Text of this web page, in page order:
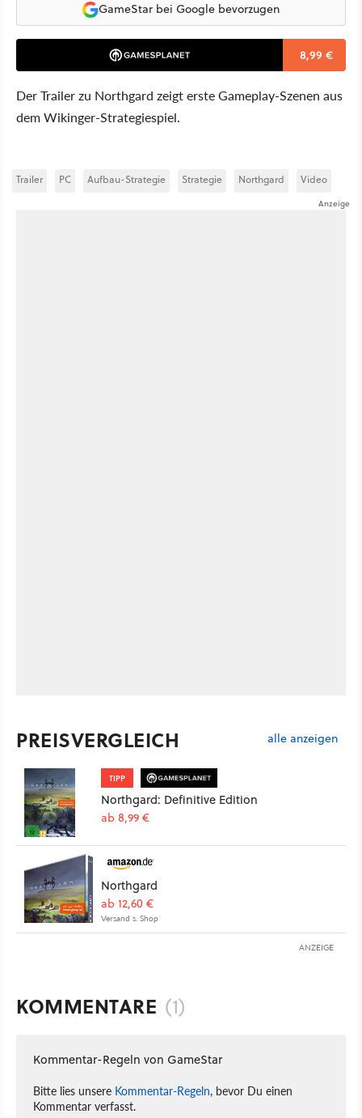
GameStar bei Google bevorzugen
8,99 €
Der Trailer zu Northgard zeigt erste Gameplay-Szenen aus
dem Wikinger-Strategiespiel.
Trailer PC Aufbau-Strategie Strategie Northgard Video
PREISVERGLEICH alle anzeigen
TIPP
Northgard: Definitive Edition
ab 8,99 €
Northgard
ab 12,60 €
Versand s. Shop
ANZEIGE
KOMMENTARE (1)
Kommentar-Regeln von GameStar
Bitte lies unsere Kommentar-Regeln, bevor Du einen
Kommentar verfasst.